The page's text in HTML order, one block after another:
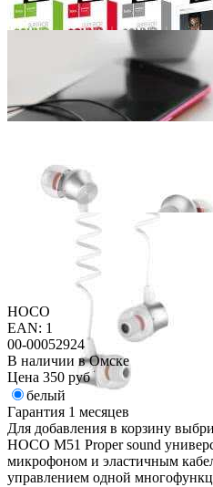
HOCO
EAN: 1
00-00052924
В наличии в Омске
Цена 350 руб
белый
Гарантия 1 месяцев
Для добавления в корзину
HOCO M51 Proper sound
микрофоном и эластичным
управлением одной